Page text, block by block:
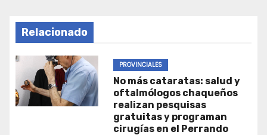
Relacionado
PROVINCIALES
No más cataratas: salud y
oftalmólogos chaqueños
realizan pesquisas
gratuitas y programan
cirugías en el Perrando